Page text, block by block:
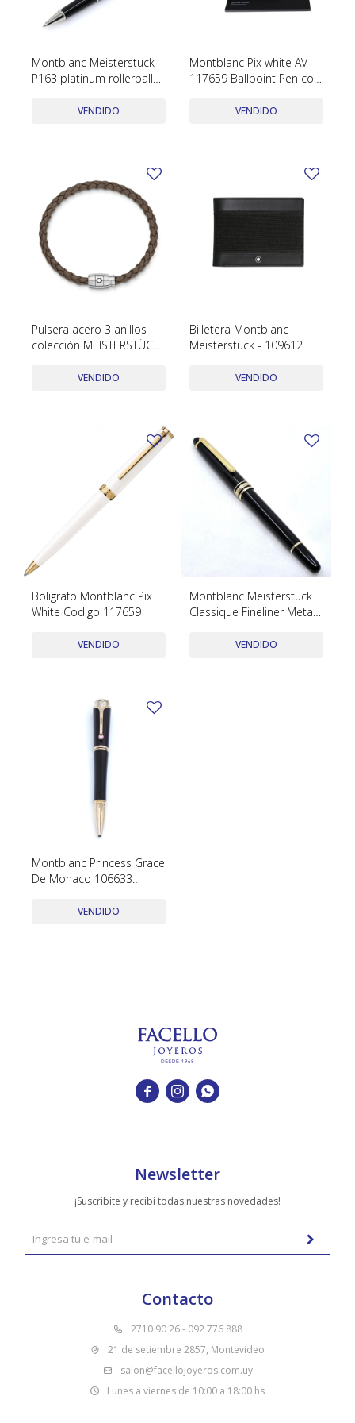
Montblanc Meisterstuck
P163 platinum rollerball
y papelesVENDIDO
Montblanc Pix white AV
117659 Ballpoint Pen con
VENDIDO
Pulsera acero 3 anillos
colección MEISTERSTÜCK
VENDIDO
Billetera Montblanc
Meisterstuck - 109612
VENDIDO
Boligrafo Montblanc Pix
White Codigo 117659
VENDIDO
Montblanc Meisterstuck
Classique Fineliner Metal
VENDIDO
Montblanc Princess Grace
De Monaco 106633
Con Estuche Y Papeles
VENDIDO
  
Contacto
2710 90 26 - 092 776 888
21 de setiembre 2857, Montevideo
salon@facellojoyeros.com.uy
Lunes a viernes de 10:00 a 18:00 hs
Newsletter
¡Suscribite y recibí todas nuestras novedades!
Llaveros
Caravanas perlas
Pendientes y medallas
Pulseras
CARTIER
MOVADO
OMEGA
OTRAS MARCAS RELOJES
TAG HEUER